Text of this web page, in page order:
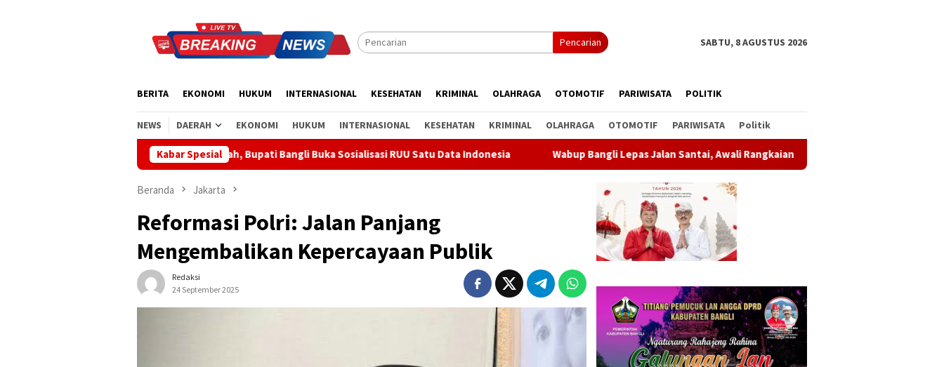
Pencarian SABTU, 8 AGUSTUS 2026
BERITA EKONOMI HUKUM INTERNASIONAL KESEHATAN KRIMINAL OLAHRAGA OTOMOTIF PARIWISATA POLITIK
NEWS DAERAH EKONOMI HUKUM INTERNASIONAL KESEHATAN KRIMINAL OLAHRAGA OTOMOTIF PARIWISATA Politik
Kabar Spesial
Sinergi Pusat-Daerah, Bupati Bangli Buka Sosialisasi RUU Satu Data Indonesia Wabup Bangli Lepas Jalan Santai, Awali Rangkaian Peringatan HUT ke-81 Kemerdekaan RI
Beranda Jakarta
Reformasi Polri: Jalan Panjang
Mengembalikan Kepercayaan Publik
Redaksi
24 September 2025